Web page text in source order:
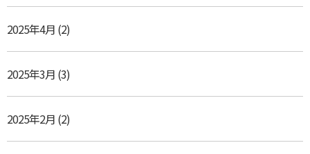
2025年4月 (2)
2025年3月 (3)
2025年2月 (2)